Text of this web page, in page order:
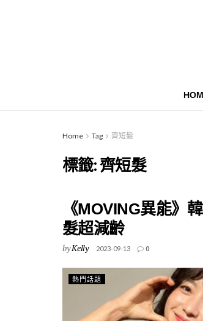
Home Tag 齊短髮
標籤:齊短髮
《MOVING異能》
髮超減齡
byKelly 2023-09-13 0
熱門話題